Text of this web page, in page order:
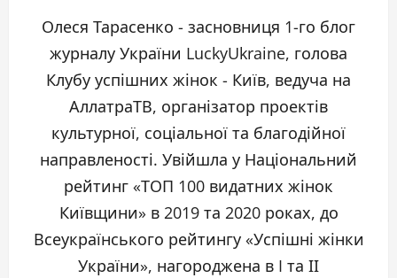
Олеся Тарасенко - засновниця 1-го блог
журналу України LuckyUkraine, голова
Клубу успішних жінок - Київ, ведуча на
АллатраТВ, організатор проектів
культурної, соціальної та благодійної
направленості. Увійшла у Національний
рейтинг «ТОП 100 видатних жінок
Київщини» в 2019 та 2020 роках, до
Всеукраїнського рейтингу «Успішні жінки
України», нагороджена в I та ІІ